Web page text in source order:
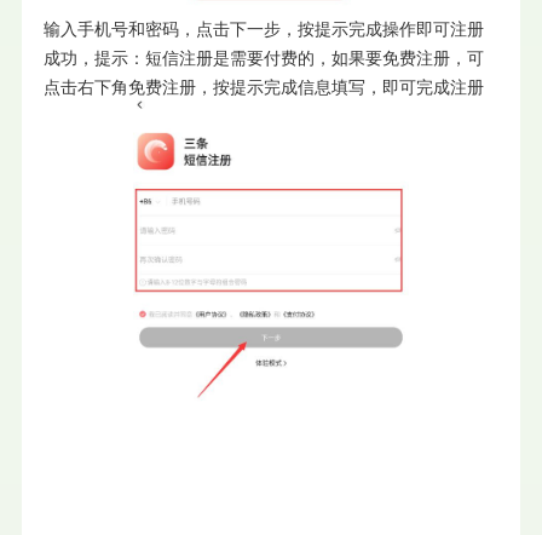
输入手机号和密码，点击下一步，按提示完成操作即可注册
成功，提示：短信注册是需要付费的，如果要免费注册，可
点击右下角免费注册，按提示完成信息填写，即可完成注册